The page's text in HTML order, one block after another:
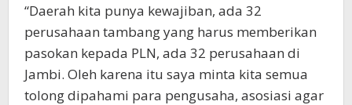
“Daerah kita punya kewajiban, ada 32
perusahaan tambang yang harus memberikan
pasokan kepada PLN, ada 32 perusahaan di
Jambi. Oleh karena itu saya minta kita semua
tolong dipahami para pengusaha, asosiasi agar